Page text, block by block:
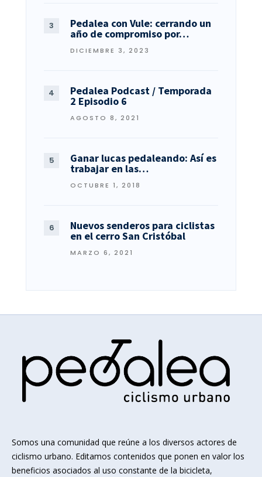
Pedalea con Vule: cerrando un
año de compromiso por…
DICIEMBRE 3, 2023
Pedalea Podcast / Temporada
2 Episodio 6
AGOSTO 8, 2021
Ganar lucas pedaleando: Así es
trabajar en las…
OCTUBRE 1, 2018
Nuevos senderos para ciclistas
en el cerro San Cristóbal
MARZO 6, 2021
Somos una comunidad que reúne a los diversos actores de
ciclismo urbano. Editamos contenidos que ponen en valor los
beneficios asociados al uso constante de la bicicleta,